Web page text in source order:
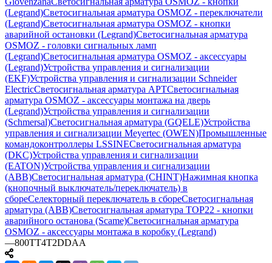
(Legrand)Светосигнальная арматура OSMOZ - переключатели
(Legrand)Светосигнальная арматура OSMOZ - кнопки
аварийной остановки (Legrand)Светосигнальная арматура
OSMOZ - головки сигнальных ламп
(Legrand)Светосигнальная арматура OSMOZ - аксессуары
(Legrand)Устройства управления и сигнализации
(EKF)Устройства управления и сигнализации Schneider
ElectricСветосигнальная арматура APTСветосигнальная
арматура OSMOZ - аксессуары монтажа на дверь
(Legrand)Устройства управления и сигнализации
(Schmersal)Светосигнальная арматура (GQELE)Устройства
управления и сигнализации Meyertec (OWEN)Промышленные
командоконтроллеры LSSINEСветосигнальная арматура
(DKC)Устройства управления и сигнализации
(EATON)Устройства управления и сигнализации
(ABB)Светосигнальная арматура (CHINT)Нажимная кнопка
(кнопочный выключатель/переключатель) в
сбореСелекторный переключатель в сбореСветосигнальная
арматура (ABB)Светосигнальная арматура TOP22 - кнопки
аварийного останова (Scame)Светосигнальная арматура
OSMOZ - аксессуары монтажа в коробку (Legrand)
—800TT4T2DDAA